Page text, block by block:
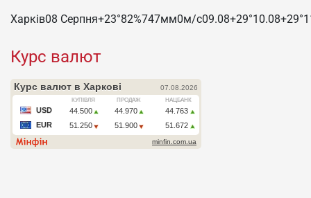
Харків08 Серпня+23°82%747мм0м/c09.08+29°10.08+29°
Курс валют